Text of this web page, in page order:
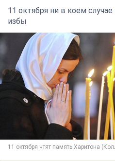
11 октября ни в коем
избы
11 октября чтят память Харитона